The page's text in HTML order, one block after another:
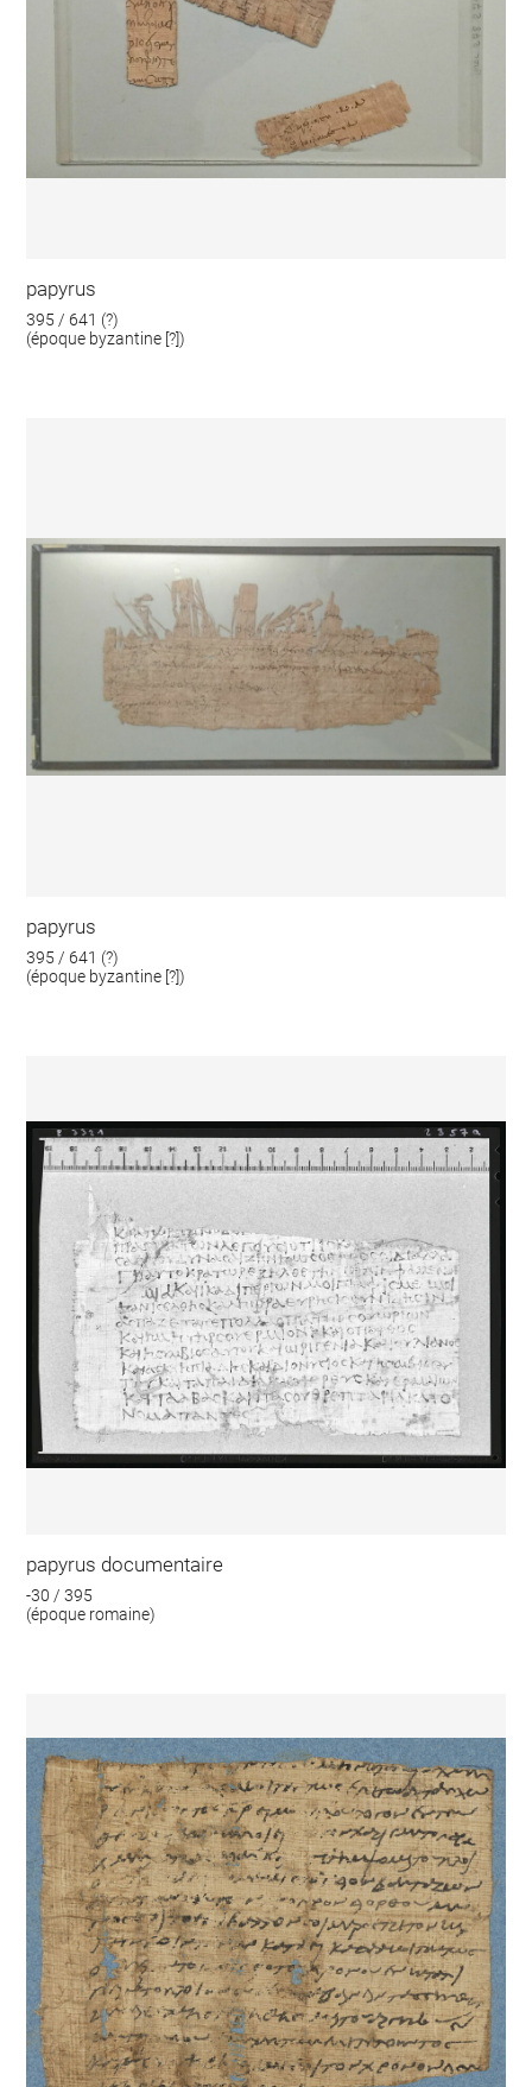
papyrus
395 / 641 (?)
(époque byzantine [?])
papyrus
395 / 641 (?)
(époque byzantine [?])
papyrus documentaire
-30 / 395
(époque romaine)